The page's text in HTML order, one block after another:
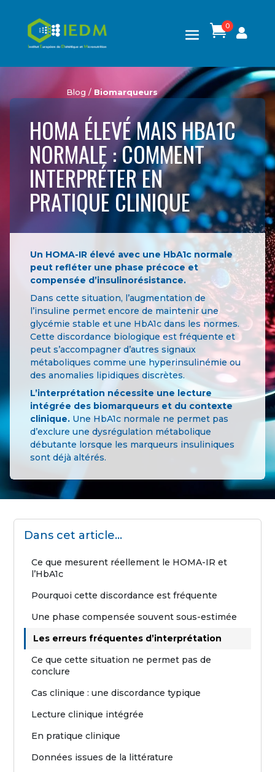
0

Blog / Biomarqueurs
HOMA ÉLEVÉ MAIS HBA1C
NORMALE : COMMENT
INTERPRÉTER EN
PRATIQUE CLINIQUE
Un HOMA-IR élevé avec une HbA1c normale
peut refléter une phase précoce et
compensée d’insulinorésistance.
Dans cette situation, l’augmentation de
l’insuline permet encore de maintenir une
glycémie stable et une HbA1c dans les normes.
Cette discordance biologique est fréquente et
peut s’accompagner d’autres signaux
métaboliques comme une hyperinsulinémie ou
des anomalies lipidiques discrètes.
L’interprétation nécessite une lecture
intégrée des biomarqueurs et du contexte
clinique. Une HbA1c normale ne permet pas
d’exclure une dysrégulation métabolique
débutante lorsque les marqueurs insuliniques
sont déjà altérés.
Dans cet article...
Ce que mesurent réellement le HOMA-IR et
l’HbA1c
Pourquoi cette discordance est fréquente
Une phase compensée souvent sous-estimée
Les erreurs fréquentes d’interprétation
Ce que cette situation ne permet pas de
conclure
Cas clinique : une discordance typique
Lecture clinique intégrée
En pratique clinique
Données issues de la littérature